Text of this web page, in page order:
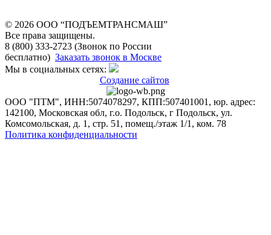
© 2026 OOO “ПОДЪЕМТРАНСМАШ”
Все права защищены.
8 (800) 333-2723 (Звонок по России
бесплатно) Заказать звонок в Москве
Мы в социальных сетях:
Создание сайтов
ООО "ПТМ", ИНН:5074078297, КПП:507401001, юр. адрес:
142100, Московская обл, г.о. Подольск, г Подольск, ул.
Комсомольская, д. 1, стр. 51, помещ./этаж 1/1, ком. 78
Политика конфиденциальности